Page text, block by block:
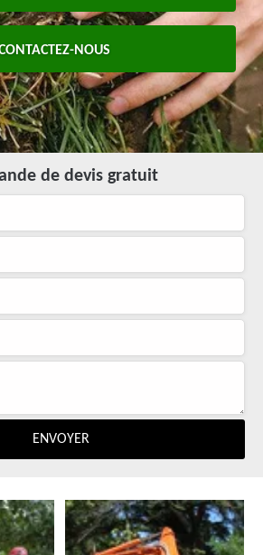
NOUS
de devis gratuit